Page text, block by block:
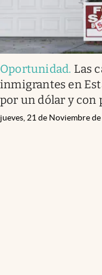
Oportunidad. Las
inmigrantes en
por un dólar y con
jueves, 21 de Noviembre